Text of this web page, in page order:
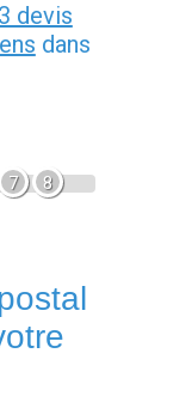
3 devis
dans
7 8